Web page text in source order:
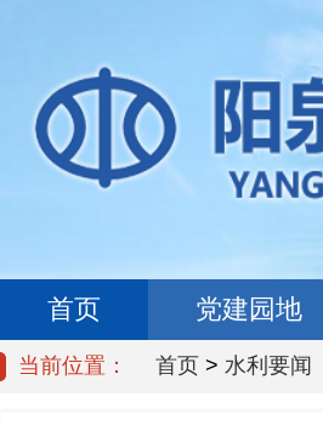
首页 党建园地
当前位置： 首页 > 水利要闻